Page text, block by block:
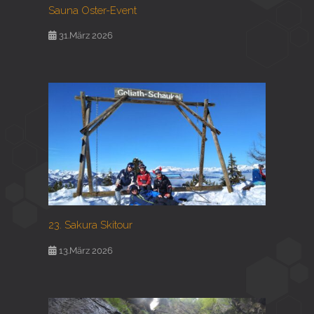
Sauna Oster-Event
31.März 2026
23. Sakura Skitour
13.März 2026